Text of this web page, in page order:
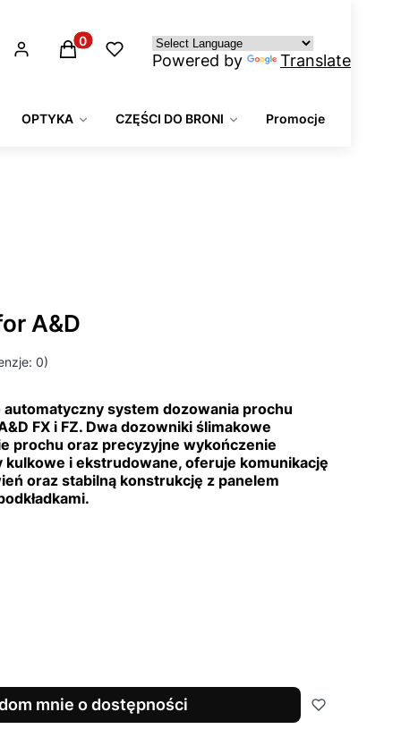
Produkty w koszyku: 0. Zobacz szczegóły
Powered by Translate
OPTYKA CZĘŚCI DO BRONI Promocje
A&D
0)
system dozowania prochu
FX i FZ. Dwa dozowniki ślimakowe
prochu oraz precyzyjne wykończenie
kulkowe i ekstrudowane, oferuje komunikację
oraz stabilną konstrukcję z panelem
mnie o dostępności